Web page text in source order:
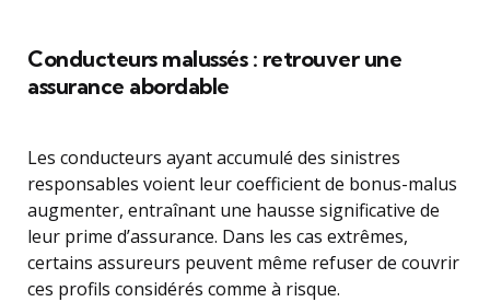
Conducteurs malussés : retrouver une
assurance abordable
Les conducteurs ayant accumulé des sinistres
responsables voient leur coefficient de bonus-malus
augmenter, entraînant une hausse significative de
leur prime d’assurance. Dans les cas extrêmes,
certains assureurs peuvent même refuser de couvrir
ces profils considérés comme à risque.